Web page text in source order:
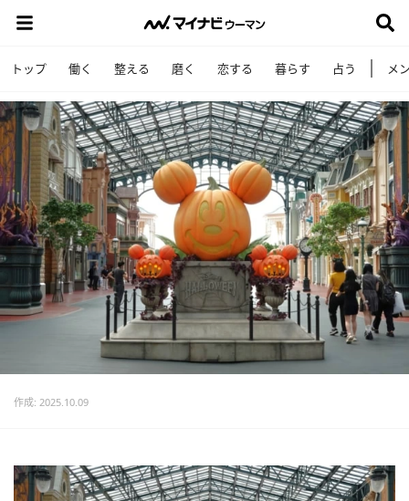
トップ 働く 整える 磨く 恋する 暮らす 占う メ
作成: 2025.10.09